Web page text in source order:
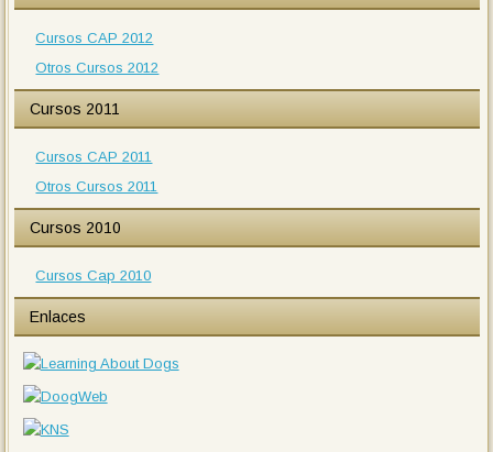
Cursos CAP 2012
Otros Cursos 2012
Cursos 2011
Cursos CAP 2011
Otros Cursos 2011
Cursos 2010
Cursos Cap 2010
Enlaces